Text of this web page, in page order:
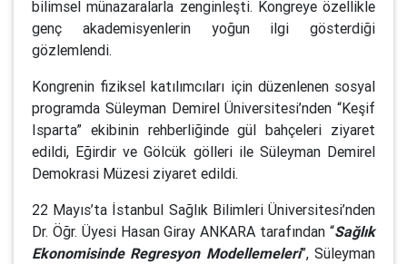
bilimsel münazaralarla zenginleşti. Kongreye özellikle
genç akademisyenlerin yoğun ilgi gösterdiği
gözlemlendi.
Kongrenin fiziksel katılımcıları için düzenlenen sosyal
programda Süleyman Demirel Üniversitesi’nden “Keşif
Isparta” ekibinin rehberliğinde gül bahçeleri ziyaret
edildi, Eğirdir ve Gölcük gölleri ile Süleyman Demirel
Demokrasi Müzesi ziyaret edildi.
22 Mayıs’ta İstanbul Sağlık Bilimleri Üniversitesi’nden
Dr. Öğr. Üyesi Hasan Giray ANKARA tarafından “Sağlık
Ekonomisinde Regresyon Modellemeleri”, Süleyman